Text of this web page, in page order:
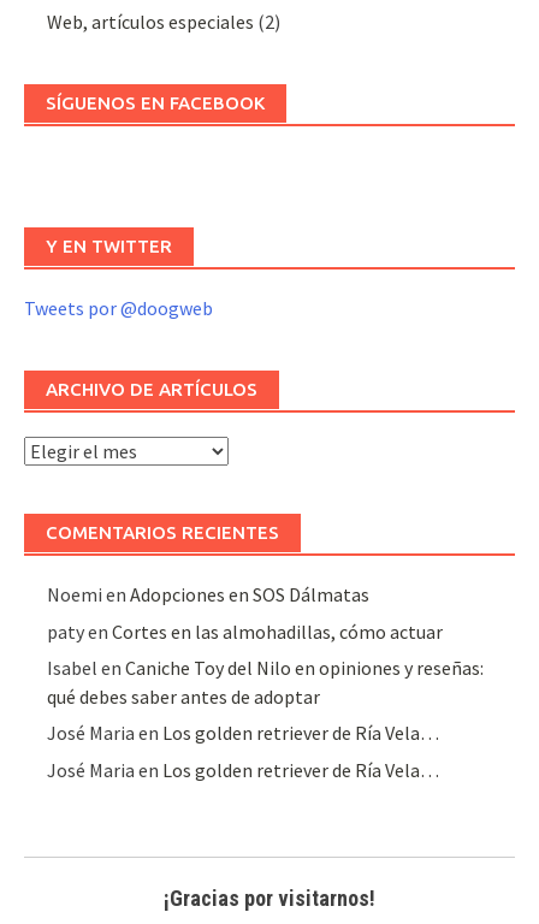
Web, artículos especiales (2)
SÍGUENOS EN FACEBOOK
Y EN TWITTER
Tweets por @doogweb
ARCHIVO DE ARTÍCULOS
Archivo
artículos
COMENTARIOS RECIENTES
Noemi enAdopciones en SOS Dálmatas
patyenCortes en las almohadillas, cómo actuar
Isabel enCaniche Toy del Nilo en opiniones y reseñas:
qué debes saber antes de adoptar
José Maria en Los golden retriever de Ría Vela…
José Maria en Los golden retriever de Ría Vela…
¡Gracias por visitarnos!